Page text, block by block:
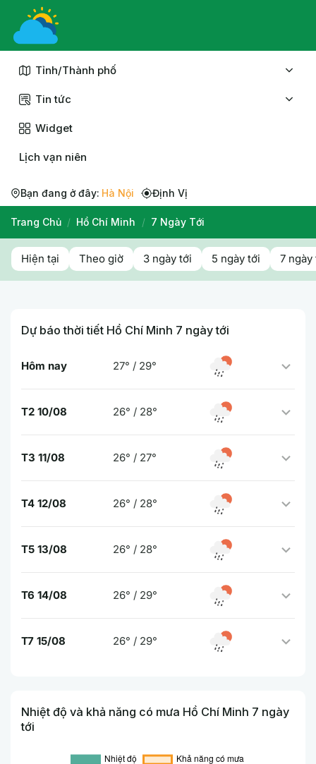
Chuyển
nội
Tỉnh/Thành phố
Tin tức
Widget
Lịch vạn niên
Bạn đang ở đây: Hà Nội Định Vị
Trang Chủ / Hồ Chí Minh / 7 Ngày Tới
Hiện tại Theo giờ 3 ngày tới 5 ngày tới 7 ngày
Dự báo thời tiết Hồ Chí Minh 7 ngày tới
Hôm nay 27° / 29°
T2 10/08 26° / 28°
T3 11/08 26° / 27°
T4 12/08 26° / 28°
T5 13/08 26° / 28°
T6 14/08 26° / 29°
T7 15/08 26° / 29°
Nhiệt độ và khả năng có mưa Hồ Chí Minh 7 ngày
tới